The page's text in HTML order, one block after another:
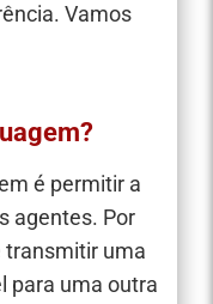
Vamos
é permitir a
agentes. Por
transmitir uma
para uma outra